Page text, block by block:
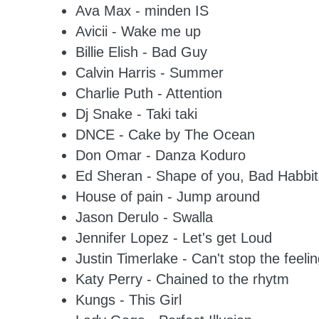
Ava Max - minden IS
Avicii - Wake me up
Billie Elish - Bad Guy
Calvin Harris - Summer
Charlie Puth - Attention
Dj Snake - Taki taki
DNCE - Cake by The Ocean
Don Omar - Danza Koduro
Ed Sheran - Shape of you, Bad
House of pain - Jump around
Jason Derulo - Swalla
Jennifer Lopez - Let's get Loud
Justin Timerlake - Can't stop the
Katy Perry - Chained to the rhytm
Kungs - This Girl